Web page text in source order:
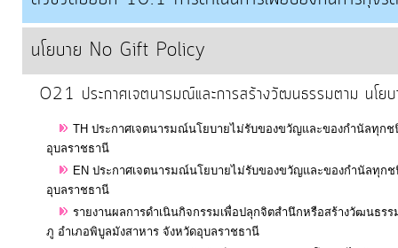
นโยบาย No Gift Policy
O21 ประกาศเจตนารมณ์และการสร้างวัฒนธรรมตาม น
TH ประกาศเจตนารมณ์นโยบายไม่รับของขวัญและของกำนัลทุก
อุบลราชธานี
EN ประกาศเจตนารมณ์นโยบายไม่รับของขวัญและของกำนัลทุก
อุบลราชธานี
รายงานผลการดำเนินกิจกรรมเพื่อปลุกจิตสำนึกหรือสร้างวัฒนธ
ภู อำเภอพิบูลมังสาหาร จังหวัดอุบลราชธานี